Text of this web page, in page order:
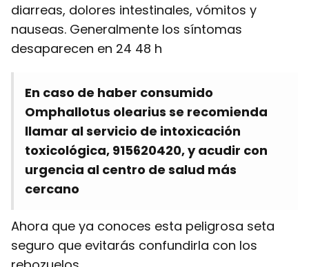
diarreas, dolores intestinales, vómitos y
nauseas. Generalmente los síntomas
desaparecen en 24 48 h
En caso de haber consumido
Omphallotus olearius se recomienda
llamar al servicio de intoxicación
toxicológica, 915620420, y acudir con
urgencia al centro de salud más
cercano
Ahora que ya conoces esta peligrosa seta
seguro que evitarás confundirla con los